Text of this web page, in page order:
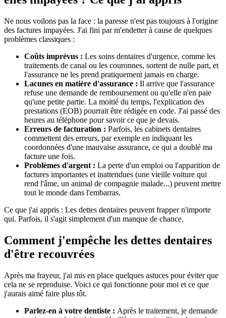
Ne nous voilons pas la face : la paresse n'est pas toujours à l'origine
des factures impayées. J'ai fini par m'endetter à cause de quelques
problèmes classiques :
Coûts imprévus : Les soins dentaires d'urgence, comme les
traitements de canal ou les couronnes, sortent de nulle part, et
l'assurance ne les prend pratiquement jamais en charge.
Lacunes en matière d'assurance : Il arrive que l'assurance
refuse une demande de remboursement ou qu'elle n'en paie
qu'une petite partie. La moitié du temps, l'explication des
prestations (EOB) pourrait être rédigée en code. J'ai passé des
heures au téléphone pour savoir ce que je devais.
Erreurs de facturation : Parfois, les cabinets dentaires
commettent des erreurs, par exemple en indiquant les
coordonnées d'une mauvaise assurance, ce qui a doublé ma
facture une fois.
Problèmes d'argent : La perte d'un emploi ou l'apparition de
factures importantes et inattendues (une vieille voiture qui
rend l'âme, un animal de compagnie malade...) peuvent mettre
tout le monde dans l'embarras.
Ce que j'ai appris : Les dettes dentaires peuvent frapper n'importe
qui. Parfois, il s'agit simplement d'un manque de chance.
Comment j'empêche les dettes dentaires
d'être recouvrées
Après ma frayeur, j'ai mis en place quelques astuces pour éviter que
cela ne se reproduise. Voici ce qui fonctionne pour moi et ce que
j'aurais aimé faire plus tôt.
Parlez-en à votre dentiste : Après le traitement, je demande